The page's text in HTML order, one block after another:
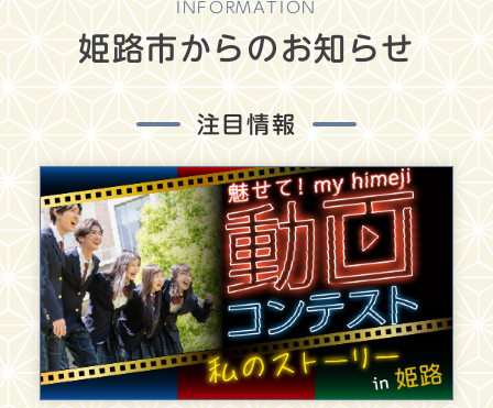
INFORMATION
姫路市からのお知らせ
注目情報